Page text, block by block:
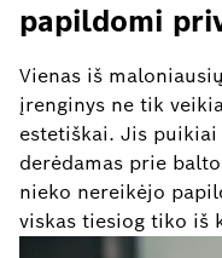
papildomi
Vienas iš
įrenginys ne tik
estetiškai. Jis
derėdamas prie
nieko nereikėjo
viskas tiesiog tiko iš